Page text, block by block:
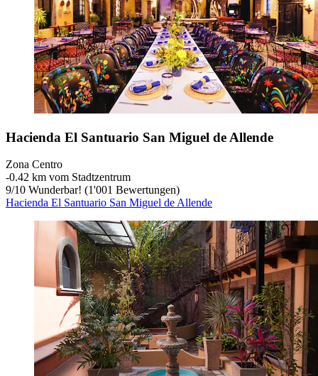
Hacienda El Santuario San Miguel de Allende
Zona Centro
‐0.42 km vom Stadtzentrum
9/10 Wunderbar! (1'001 Bewertungen)
Hacienda El Santuario San Miguel de Allende